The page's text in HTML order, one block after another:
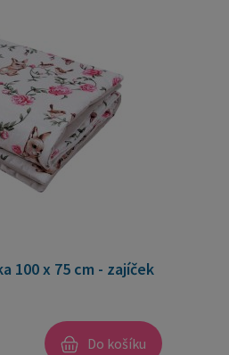
100 x 75 cm - zajíček
Do košíku